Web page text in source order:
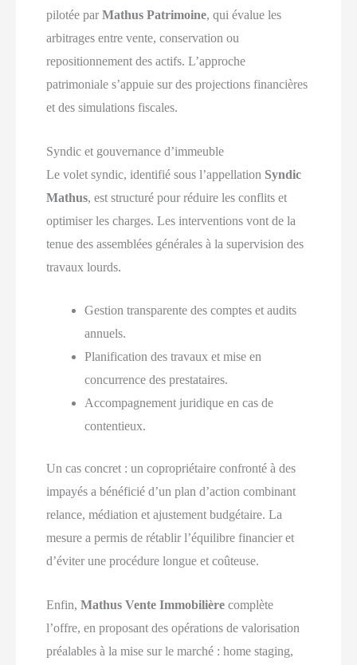
pilotée parMathus Patrimoine, qui évalue les
arbitrages entre vente, conservation ou
repositionnement des actifs. L’approche
patrimoniale s’appuie sur des projections financières
et des simulations fiscales.
Syndic et gouvernance d’immeuble
Le volet syndic, identifié sous l’appellation Syndic
Mathus, est structuré pour réduire les conflits et
optimiser les charges. Les interventions vont de la
tenue des assemblées générales à la supervision des
travaux lourds.
Gestion transparente des comptes et audits
annuels.
Planification des travaux et mise en
concurrence des prestataires.
Accompagnement juridique en cas de
contentieux.
Un cas concret : un copropriétaire confronté à des
impayés a bénéficié d’un plan d’action combinant
relance, médiation et ajustement budgétaire. La
mesure a permis de rétablir l’équilibre financier et
d’éviter une procédure longue et coûteuse.
Enfin,Mathus Vente Immobilière complète
l’offre, en proposant des opérations de valorisation
préalables à la mise sur le marché : home staging,